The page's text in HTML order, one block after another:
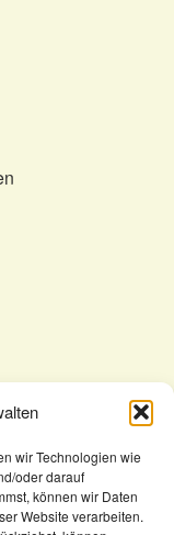
wir Technologien wie
oder darauf
können wir Daten
Website verarbeiten.